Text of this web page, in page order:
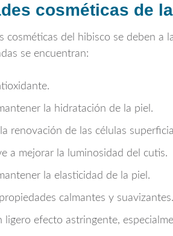
cosméticas de
cosméticas del hibisco se deben
se encuentran:
la hidratación de la piel.
renovación de las células
a mejorar la luminosidad del cutis.
la elasticidad de la piel.
calmantes y suavizantes.
ligero efecto astringente,